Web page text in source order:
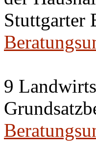
Stuttgarter
9